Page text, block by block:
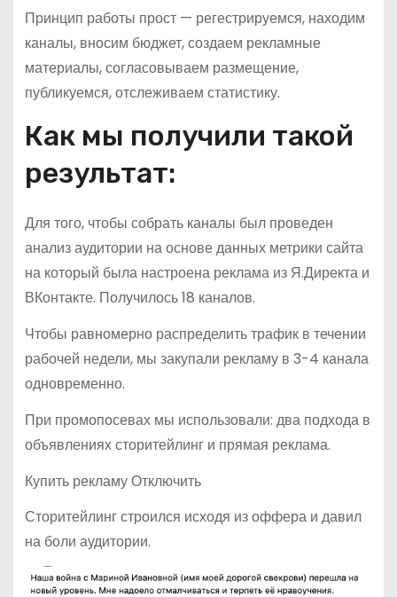
Принцип работы прост — регестрируемся, находим
каналы, вносим бюджет, создаем рекламные
материалы, согласовываем размещение,
публикуемся, отслеживаем статистику.
Как мы получили такой
результат:
Для того, чтобы собрать каналы был проведен
анализ аудитории на основе данных метрики сайта
на который была настроена реклама из Я.Директа и
ВКонтакте. Получилось 18 каналов.
Чтобы равномерно распределить трафик в течении
рабочей недели, мы закупали рекламу в 3-4 канала
одновременно.
При промопосевах мы использовали: два подхода в
объявлениях сторитейлинг и прямая реклама.
Купить рекламу Отключить
Сторитейлинг строился исходя из оффера и давил
на боли аудитории.